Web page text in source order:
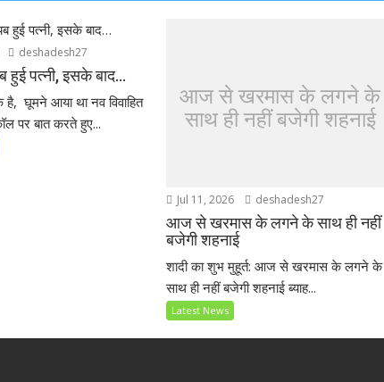
deshadesh27
हुई पत्नी, इसके बाद…
है, घूमने आया था नव विवाहित
पर बात करते हुए...
आज से खरमास के लगने के
साथ ही नहीं बजेगी शहनाई
Jul 11, 2026 deshadesh27
आज से खरमास के लगने के साथ ही नहीं
बजेगी शहनाई
शादी का शुभ मुहूर्त: आज से खरमास के लगने के
साथ ही नहीं बजेगी शहनाई ब्याह...
Latest News